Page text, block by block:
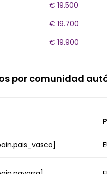
€ 19.500
€ 19.700
€ 19.900
por comunidad